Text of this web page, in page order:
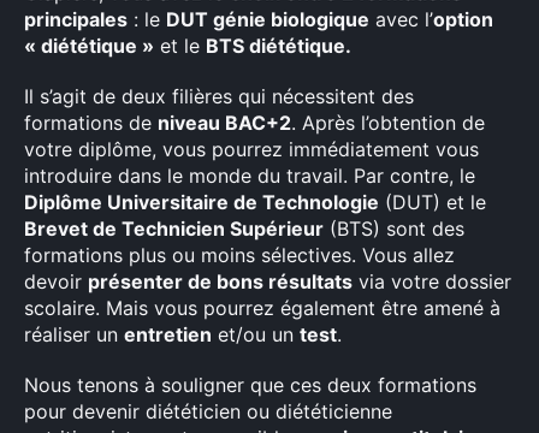
principales : le DUT génie biologique avec l’option
« diététique » et le BTS diététique.
Il s’agit de deux filières qui nécessitent des
formations de niveau BAC+2. Après l’obtention de
votre diplôme, vous pourrez immédiatement vous
introduire dans le monde du travail. Par contre, le
Diplôme Universitaire de Technologie (DUT) et le
Brevet de Technicien Supérieur (BTS) sont des
formations plus ou moins sélectives. Vous allez
devoir présenter de bons résultats via votre dossier
scolaire. Mais vous pourrez également être amené à
réaliser un entretien et/ou un test.
Nous tenons à souligner que ces deux formations
pour devenir diététicien ou diététicienne
: